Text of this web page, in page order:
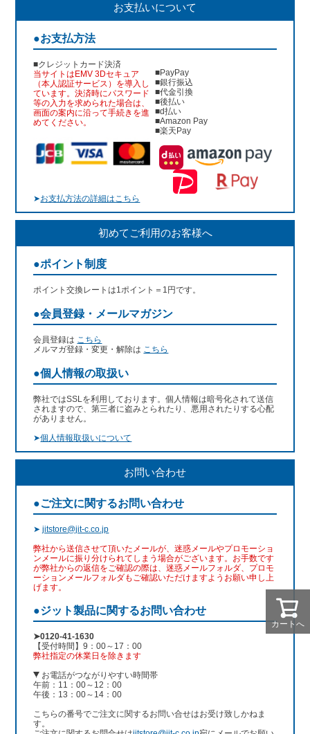
カートへ
お支払いについて
●お支払方法
■クレジットカード決済
当サイトはEMV 3Dセキュア
（本人認証サービス）を導入し
ています。決済時にパスワード
等の入力を求められた場合は、
画面の案内に沿って手続きを進
めてください。
■PayPay
■銀行振込
■代金引換
■後払い
■d払い
■Amazon Pay
■楽天Pay
➤お支払方法の詳細はこちら
初めてご利用のお客様へ
●ポイント制度
ポイント交換レートは1ポイント＝1円です。
●会員登録・メールマガジン
会員登録は こちら
メルマガ登録・変更・解除は こちら
●個人情報の取扱い
弊社ではSSLを利用しております。個人情報は暗号化されて送信
されますので、第三者に盗みとられたり、悪用されたりする心配
がありません。
➤個人情報取扱いについて
お問い合わせ
●ご注文に関するお問い合わせ
➤jitstore@jit-c.co.jp
弊社から送信させて頂いたメールが、迷惑メールやプロモーショ
ンメールに振り分けられてしまう場合がございます。お手数です
が弊社からの返信をご確認の際は、迷惑メールフォルダ、プロモ
ーションメールフォルダもご確認いただけますようお願い申し上
げます。
●ジット製品に関するお問い合わせ
➤0120-41-1630
【受付時間】9：00～17：00
弊社指定の休業日を除きます
お電話がつながりやすい時間帯
午前：11：00～12：00
午後：13：00～14：00
こちらの番号でご注文に関するお問い合せはお受け致しかねま
す。